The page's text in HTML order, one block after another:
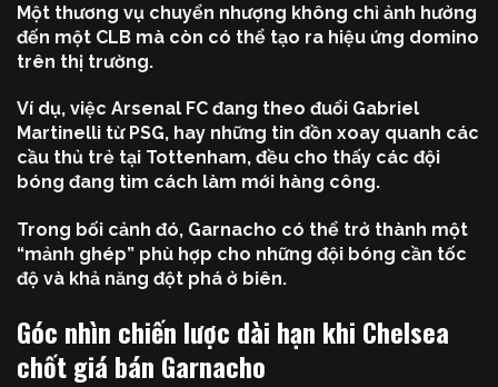
Một thương vụ chuyển nhượng không chỉ ảnh hưởng
đến một CLB mà còn có thể tạo ra hiệu ứng domino
trên thị trường.
Ví dụ, việc Arsenal FC đang theo đuổi Gabriel
Martinelli từ PSG, hay những tin đồn xoay quanh các
cầu thủ trẻ tại Tottenham, đều cho thấy các đội
bóng đang tìm cách làm mới hàng công.
Trong bối cảnh đó, Garnacho có thể trở thành một
“mảnh ghép” phù hợp cho những đội bóng cần tốc
độ và khả năng đột phá ở biên.
Góc nhìn chiến lược dài hạn khi Chelsea
chốt giá bán Garnacho